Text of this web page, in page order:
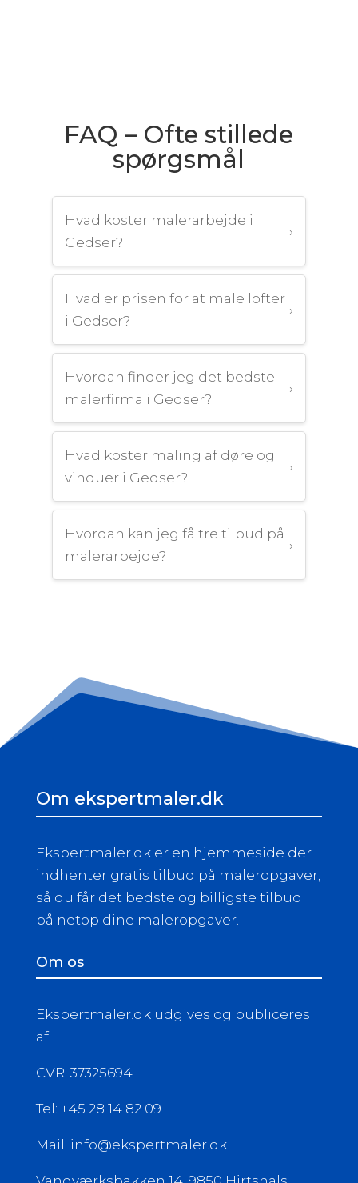
FAQ – Ofte stillede
spørgsmål
Hvad koster malerarbejde i
Gedser?
›
Hvad er prisen for at male lofter
i Gedser?
›
Hvordan finder jeg det bedste
malerfirma i Gedser?
›
Hvad koster maling af døre og
vinduer i Gedser?
›
Hvordan kan jeg få tre tilbud på
malerarbejde?
›
Om ekspertmaler.dk
Ekspertmaler.dk er en hjemmeside der
indhenter gratis tilbud på maleropgaver,
så du får det bedste og billigste tilbud
på netop dine maleropgaver.
Om os
Ekspertmaler.dk udgives og publiceres
af:
CVR: 37325694
Tel: +45 28 14 82 09
Mail: info@ekspertmaler.dk